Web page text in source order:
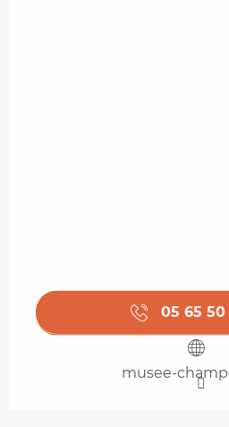
05 65 50
musee-